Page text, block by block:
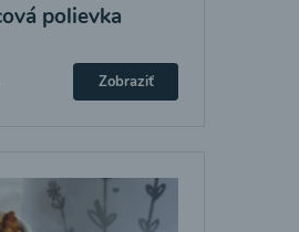
polievka
Zobraziť